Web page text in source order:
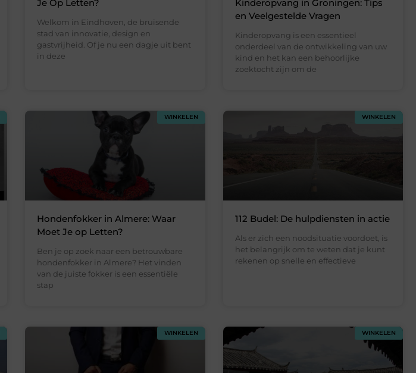
Je Op Letten?
Welkom in Eindhoven, de bruisende
stad van innovatie, design en
gastvrijheid. Of je nu een dagje uit bent
in deze
Kinderopvang in Groningen: Tips
en Veelgestelde Vragen
Kinderopvang is een essentieel
onderdeel van de ontwikkeling van uw
kind en het kan een behoorlijke
zoektocht zijn om de
WINKELEN
Hondenfokker in Almere: Waar
Moet Je op Letten?
Ben je op zoek naar een betrouwbare
hondenfokker in Almere? Het vinden
van de juiste fokker is een essentiële
stap
WINKELEN
112 Budel: De hulpdiensten in actie
Als er zich een noodsituatie voordoet, is
het belangrijk om te weten dat je kunt
rekenen op snelle en effectieve
WINKELEN WINKELEN